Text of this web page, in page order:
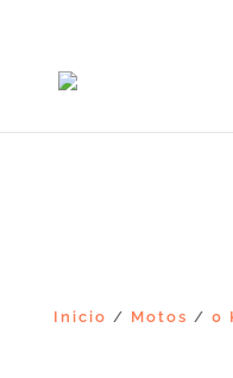
Inicio / Motos / 0